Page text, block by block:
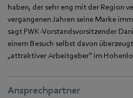
haben, der sehr eng mit der Region
vergangenen Jahren seine Marke
sagt FWK-Vorstandsvorsitzender
einem Besuch selbst davon
„attraktiver Arbeitgeber“ im
Ansprechpartner